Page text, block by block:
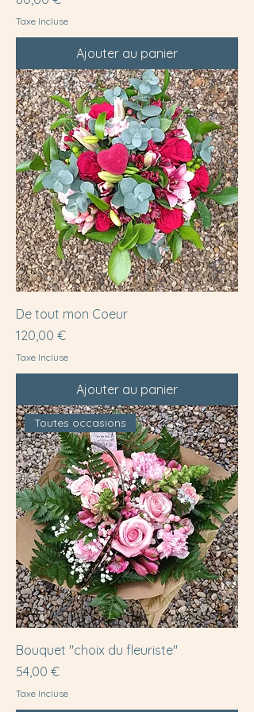
Taxe Incluse
Ajouter au panier
De tout mon Coeur
Prix
120,00 €
Taxe Incluse
Ajouter au panier
Toutes occasions
Bouquet "choix du fleuriste"
Prix
54,00 €
Taxe Incluse